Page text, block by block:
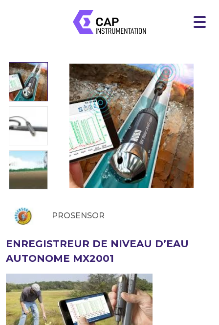
PROSENSOR
ENREGISTREUR DE NIVEAU D’EAU
AUTONOME MX2001